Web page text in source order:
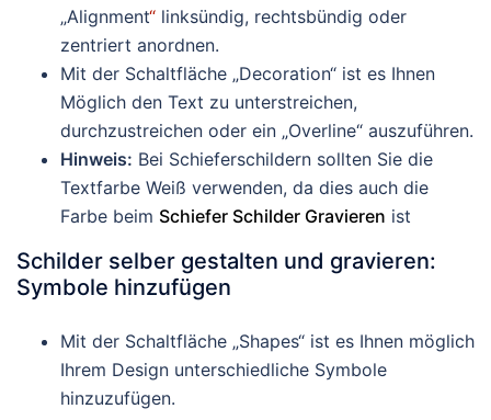
„Alignment“ linksündig, rechtsbündig oder
zentriert anordnen.
Mit der Schaltfläche „Decoration“ ist es Ihnen
Möglich den Text zu unterstreichen,
durchzustreichen oder ein „Overline“ auszuführen.
Hinweis: Bei Schieferschildern sollten Sie die
Textfarbe Weiß verwenden, da dies auch die
Farbe beim Schiefer Schilder Gravieren ist
Schilder selber gestalten und gravieren:
Symbole hinzufügen
Mit der Schaltfläche „Shapes“ ist es Ihnen möglich
Ihrem Design unterschiedliche Symbole
hinzuzufügen.